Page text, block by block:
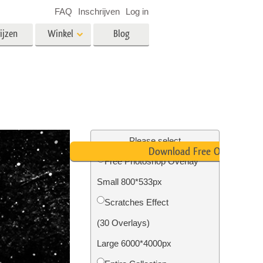
Foto Restauratie
Winkel Blog
FAQ Inschrijven Log in
Please select
Free Photoshop Overlay
Small 800*533px
Scratches Effect
(30 Overlays)
Large 6000*4000px
Download Free Overlay